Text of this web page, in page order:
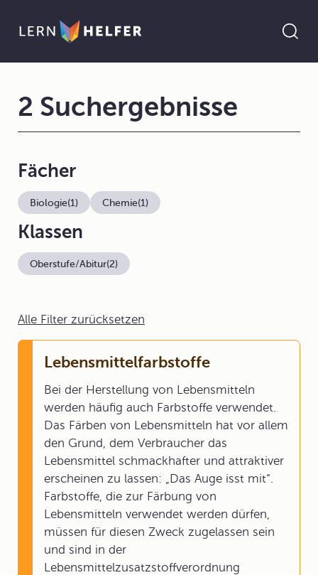
Alle Filter zurücksetzen
Lebensmittelfarbstoffe
Bei der Herstellung von Lebensmitteln
werden häufig auch Farbstoffe verwendet.
Das Färben von Lebensmitteln hat vor allem
den Grund, dem Verbraucher das
Lebensmittel schmackhafter und attraktiver
erscheinen zu lassen: „Das Auge isst mit“.
Farbstoffe, die zur Färbung von
Lebensmitteln verwendet werden dürfen,
müssen für diesen Zweck zugelassen sein
und sind in der
Lebensmittelzusatzstoffverordnung
2 Suchergebnisse
Fächer
Biologie(1) Chemie(1)
Klassen
Oberstufe/Abitur(2)